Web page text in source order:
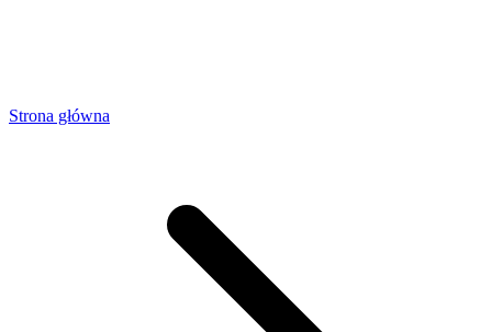
Strona główna